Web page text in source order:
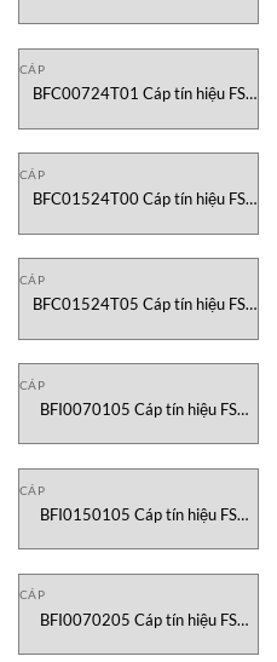
CÁP
BFC00724T01 Cáp tín hiệu FS
CÁP
BFC01524T00 Cáp tín hiệu FS
CÁP
BFC01524T05 Cáp tín hiệu FS
CÁP
BFI0070105 Cáp tín hiệu FS
CÁP
BFI0150105 Cáp tín hiệu FS
CÁP
BFI0070205 Cáp tín hiệu FS